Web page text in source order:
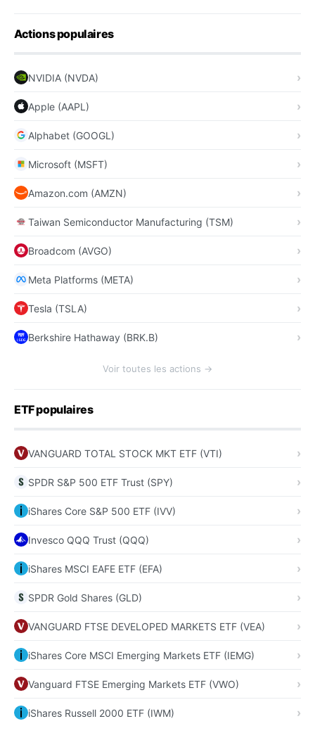
Actions populaires
NVIDIA (NVDA)
Apple (AAPL)
Alphabet (GOOGL)
Microsoft (MSFT)
Amazon.com (AMZN)
Taiwan Semiconductor Manufacturing (TSM)
Broadcom (AVGO)
Meta Platforms (META)
Tesla (TSLA)
Berkshire Hathaway (BRK.B)
Voir toutes les actions →
ETF populaires
VANGUARD TOTAL STOCK MKT ETF (VTI)
SPDR S&P 500 ETF Trust (SPY)
iShares Core S&P 500 ETF (IVV)
Invesco QQQ Trust (QQQ)
iShares MSCI EAFE ETF (EFA)
SPDR Gold Shares (GLD)
VANGUARD FTSE DEVELOPED MARKETS ETF (VEA)
iShares Core MSCI Emerging Markets ETF (IEMG)
Vanguard FTSE Emerging Markets ETF (VWO)
iShares Russell 2000 ETF (IWM)